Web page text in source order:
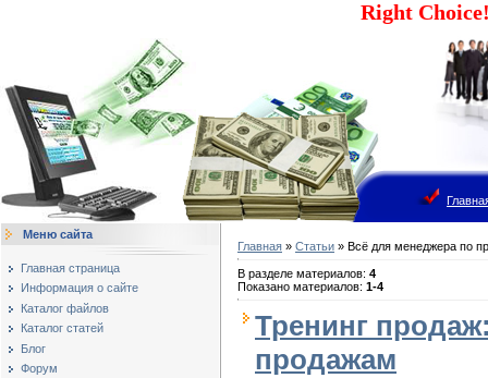
Right
Меню сайта
Главная страница
Информация о сайте
Каталог файлов
Каталог статей
Блог
Форум
Главная » Статьи » Всё для менеджера по
В разделе материалов: 4
Показано материалов: 1-4
Тренинг
продажам